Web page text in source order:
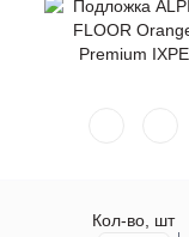
Кол-во, шт